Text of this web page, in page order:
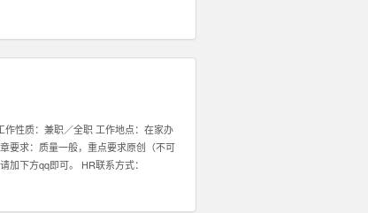
性质：兼职／全职 工作地点：在家办
要求：质量一般，重点要求原创（不可
下方qq即可。 HR联系方式：